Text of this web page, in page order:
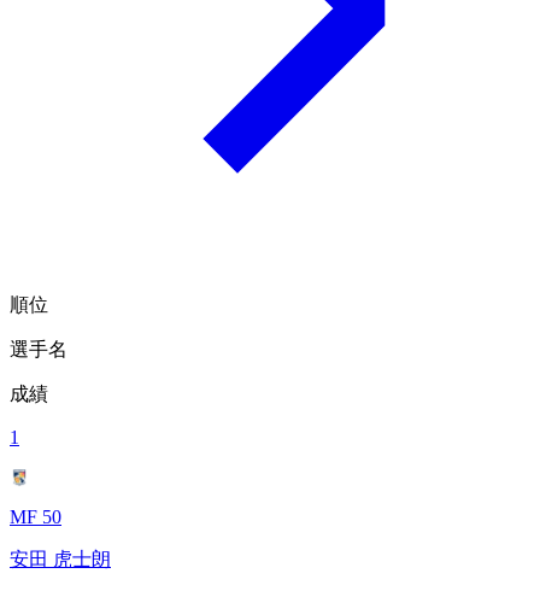
順位
選手名
成績
1
MF 50
安田 虎士朗